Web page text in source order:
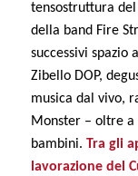
tensostruttura
della band Fire
successivi spazio
Zibello DOP,
musica dal vivo,
Monster – oltre
bambini. Tra gli
lavorazione del